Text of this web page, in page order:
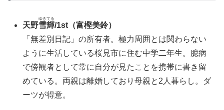
天野雪輝
ゆきてる
/1st（富樫美鈴）
「無差別日記」の所有者。極力周囲とは関わらない
ように生活している桜見市に住む中学二年生。臆病
で傍観者として常に自分が見たことを携帯に書き留
めている。両親は離婚しており母親と2人暮らし。ダ
ーツが得意。